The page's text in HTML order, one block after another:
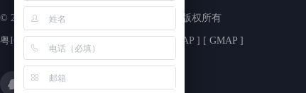
© 2023-2026 东莞禾一电子仪器有限公司 版权所有
粤ICP备2023013658号 BMAP ] [ GMAP ]